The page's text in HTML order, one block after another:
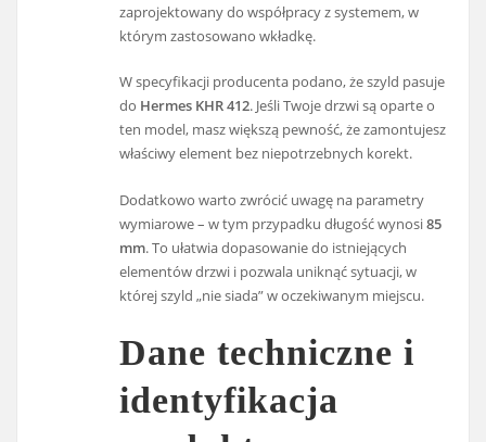
zaprojektowany do współpracy z systemem, w
którym zastosowano wkładkę.
W specyfikacji producenta podano, że szyld pasuje
do Hermes KHR 412. Jeśli Twoje drzwi są oparte o
ten model, masz większą pewność, że zamontujesz
właściwy element bez niepotrzebnych korekt.
Dodatkowo warto zwrócić uwagę na parametry
wymiarowe – w tym przypadku długość wynosi85
mm. To ułatwia dopasowanie do istniejących
elementów drzwi i pozwala uniknąć sytuacji, w
której szyld „nie siada” w oczekiwanym miejscu.
Dane techniczne i
identyfikacja